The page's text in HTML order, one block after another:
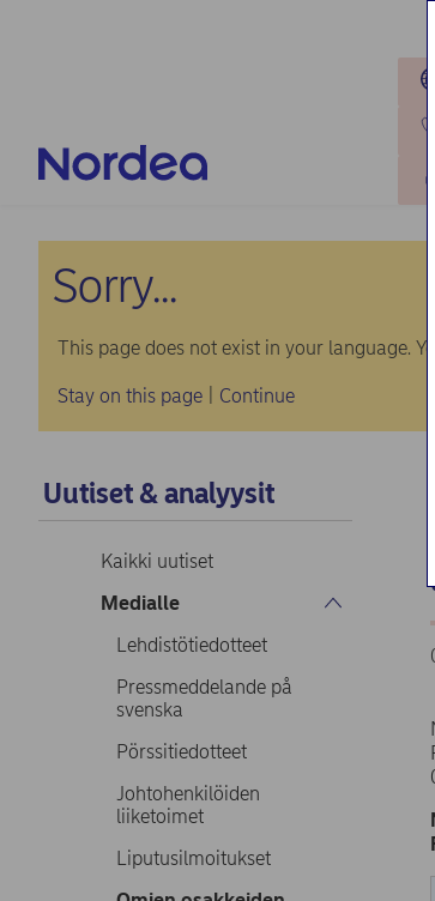
Sorry...
This page does not exist in your language.
Stay on this page Continue
Uutiset & analyysit
Kaikki uutiset
Medialle
Lehdistötiedotteet
Pressmeddelande på
svenska
Pörssitiedotteet
Johtohenkilöiden
liiketoimet
Liputusilmoitukset